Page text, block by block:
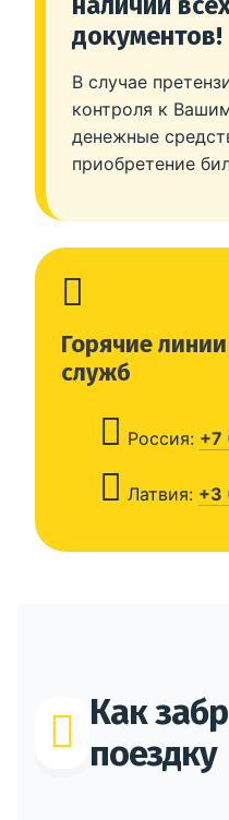
документов!
В случае
контроля к
денежные
приобретение
Горячие
служб
Россия: +7
Латвия: +3
Как
поездку